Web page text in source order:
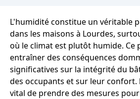
L'humidité constitue un véritable
dans les maisons à Lourdes,
où le climat est plutôt humide. Ce
entraîner des conséquences
significatives sur la intégrité du
des occupants et sur leur confort.
vital de prendre des mesures